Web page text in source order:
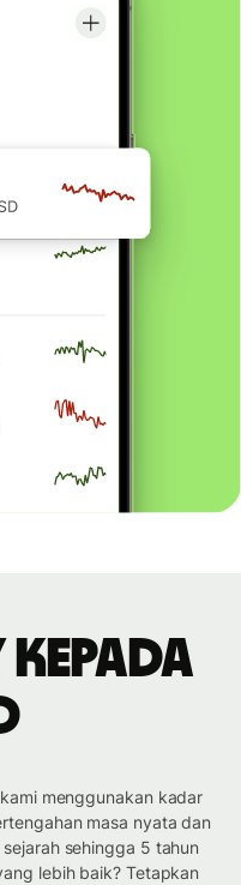
kepada
menggunakan kadar
masa nyata dan
sehingga 5 tahun
lebih baik? Tetapkan